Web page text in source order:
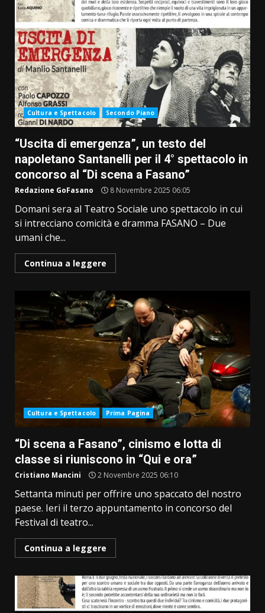
Cultura e Spettacolo Secondo Piano
“Uscita di emergenza”, un testo del
napoletano Santanelli per il 4° spettacolo in
concorso al “Di scena a Fasano”
Redazione GoFasano 8 Novembre 2025 06:05
Domani sera al Teatro Sociale uno spettacolo in cui
si intrecciano comicità e dramma FASANO – Due
umani che...
Continua a leggere
Cultura e Spettacolo Prima Pagina
“Di scena a Fasano”, cinismo e lotta di
classe si riuniscono in “Qui e ora”
Cristiano Mancini 2 Novembre 2025 06:10
Settanta minuti per offrire uno spaccato del nostro
paese. Ieri il terzo appuntamento in concorso del
Festival di teatro...
Continua a leggere